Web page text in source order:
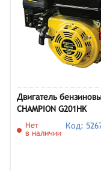
Двигатель
CHAMPION G201HK
Нет
в наличии
Код: